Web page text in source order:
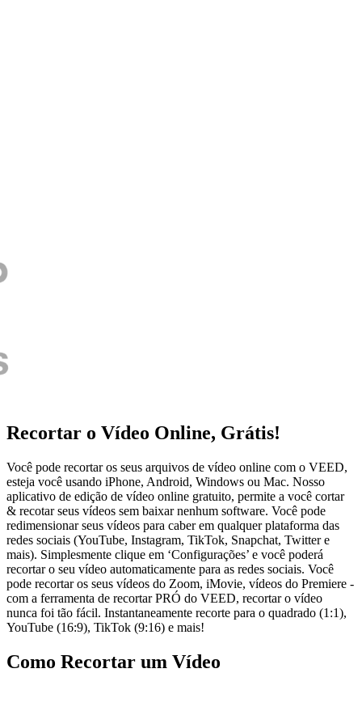
Recortar o Vídeo Online, Grátis!
Você pode recortar os seus arquivos de vídeo online com o VEED,
esteja você usando iPhone, Android, Windows ou Mac. Nosso
aplicativo de edição de vídeo online gratuito, permite a você cortar
& recotar seus vídeos sem baixar nenhum software. Você pode
redimensionar seus vídeos para caber em qualquer plataforma das
redes sociais (YouTube, Instagram, TikTok, Snapchat, Twitter e
mais). Simplesmente clique em ‘Configurações’ e você poderá
recortar o seu vídeo automaticamente para as redes sociais. Você
pode recortar os seus vídeos do Zoom, iMovie, vídeos do Premiere -
com a ferramenta de recortar PRÓ do VEED, recortar o vídeo
nunca foi tão fácil. Instantaneamente recorte para o quadrado (1:1),
YouTube (16:9), TikTok (9:16) e mais!
Como Recortar um Vídeo